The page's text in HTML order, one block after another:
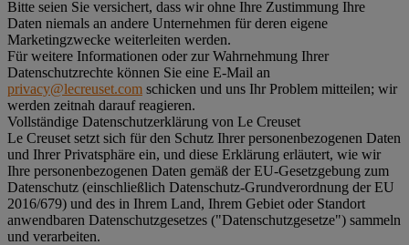
Bitte seien Sie versichert, dass wir ohne Ihre Zustimmung Ihre
Daten niemals an andere Unternehmen für deren eigene
Marketingzwecke weiterleiten werden.
Für weitere Informationen oder zur Wahrnehmung Ihrer
Datenschutzrechte können Sie eine E-Mail an
privacy@lecreuset.com schicken und uns Ihr Problem mitteilen; wir
werden zeitnah darauf reagieren.
Vollständige Datenschutzerklärung von Le Creuset
Le Creuset setzt sich für den Schutz Ihrer personenbezogenen Daten
und Ihrer Privatsphäre ein, und diese Erklärung erläutert, wie wir
Ihre personenbezogenen Daten gemäß der EU-Gesetzgebung zum
Datenschutz (einschließlich Datenschutz-Grundverordnung der EU
2016/679) und des in Ihrem Land, Ihrem Gebiet oder Standort
anwendbaren Datenschutzgesetzes ("Datenschutzgesetze") sammeln
und verarbeiten.